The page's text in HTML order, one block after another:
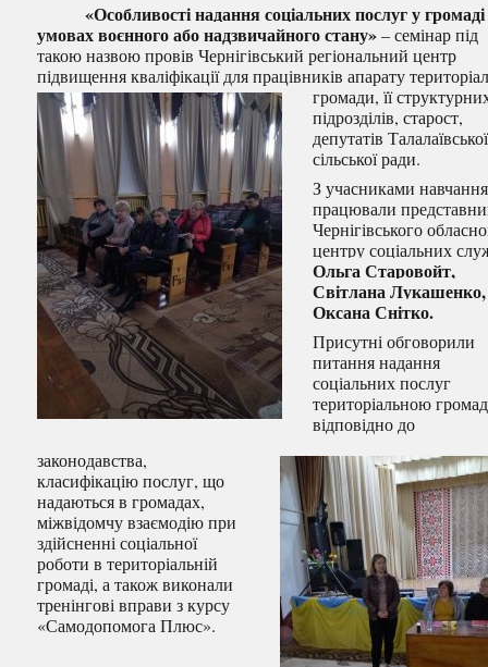
«Особливості надання соціальних послуг у
умовах воєнного або надзвичайного стану»– семінар під
такою назвою провів Чернігівський регіональний центр
підвищення кваліфікації для працівників апарату
громади, її стр
підрозділів, старост,
депутатів Талалаївської
сільської ради.
З учасниками навчання
працювали
Чернігівського
центру соціальних
Ольга Старовойт,
Світлана Лукашенко,
Оксана Снітко.
Присутні обговорили
питання надання
соціальних послуг
територіальною
відповідно до
законодавства,
класифікацію послуг, що
надаються в громадах,
міжвідомчу взаємодію при
здійсненні соціальної
роботи в територіальній
громаді, а також виконали
тренінгові вправи з курсу
«Самодопомога Плюс».